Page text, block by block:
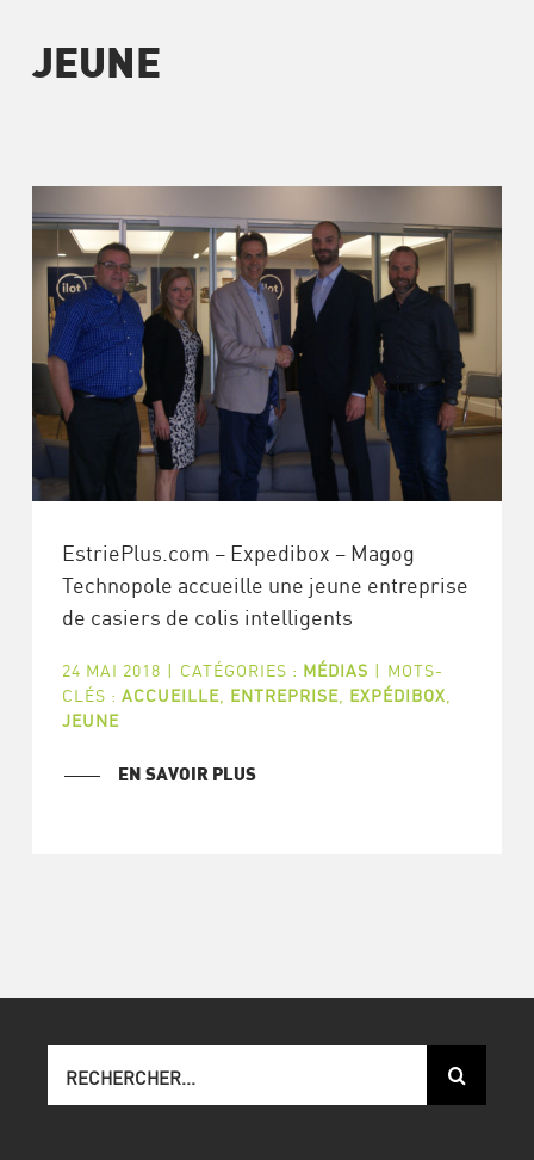
JEUNE
EstriePlus.com – Expedibox – Magog
Technopole accueille une jeune entreprise
de casiers de colis intelligents
24 MAI 2018 | CATÉGORIES : MÉDIAS | MOTS-
CLÉS : ACCUEILLE, ENTREPRISE, EXPÉDIBOX
JEUNE
EN SAVOIR PLUS
sur